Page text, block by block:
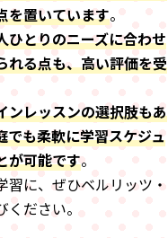
を置いています。
ひとりのニーズに合わせ
れる点も、高い評価を受
ンレッスンの選択肢もあ
でも柔軟に学習スケジュ
が可能です。
習に、ぜひベルリッツ・
ださい。